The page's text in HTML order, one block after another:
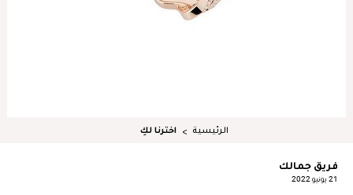
الرئيسية اخترنا لكِ
فريق جمالك
21 يونيو 2022